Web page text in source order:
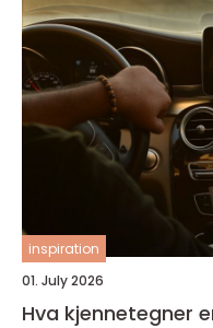
inspiration
01. July 2026
Hva kjennetegner